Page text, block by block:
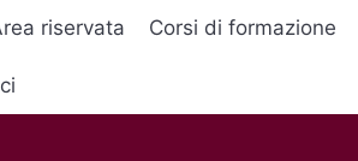
riservata Corsi di formazione